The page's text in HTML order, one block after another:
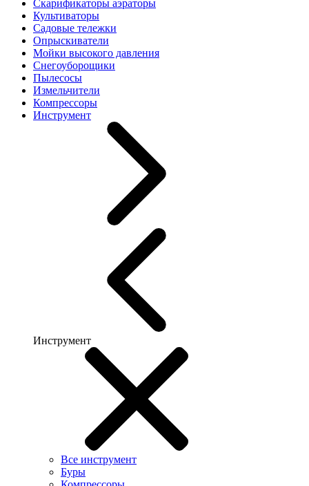
Скарификаторы аэраторы
Культиваторы
Садовые тележки
Опрыскиватели
Мойки высокого давления
Снегоуборощики
Пылесосы
Измельчители
Компрессоры
Инструмент
Инструмент
Все инструмент
Буры